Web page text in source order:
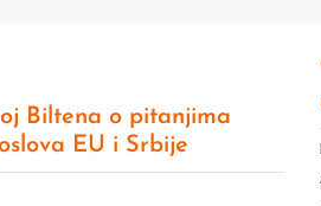
Biltena o pitanjima
EU i Srbije